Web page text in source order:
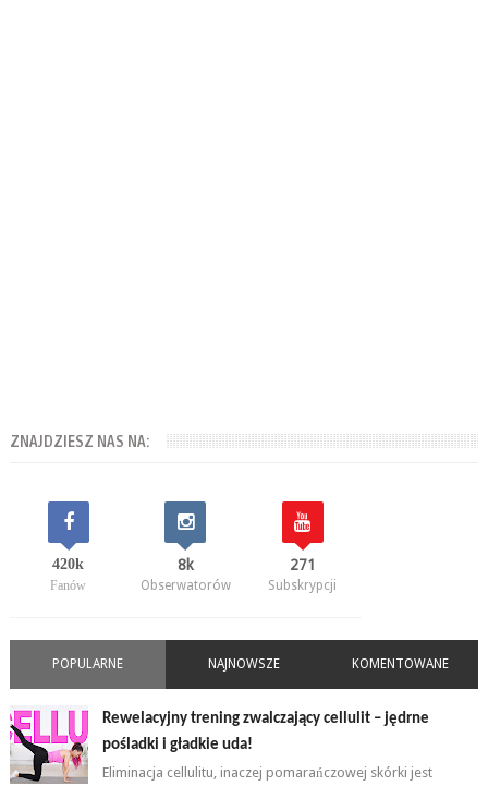
ZNAJDZIESZ NAS NA:
420k
Fanów
8k
Obserwatorów
271
Subskrypcji
POPULARNE NAJNOWSZE KOMENTOWANE
Rewelacyjny trening zwalczający cellulit – jędrne
pośladki i gładkie uda!
Eliminacja cellulitu, inaczej pomarańczowej skórki jest